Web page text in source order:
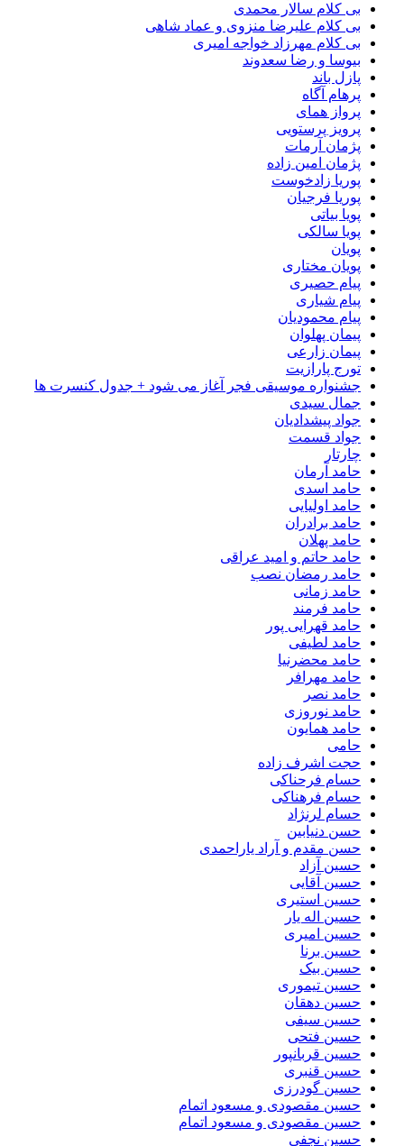
بی کلام سالار محمدی
بی کلام علیرضا منزوی و عماد شاهی
بی کلام مهرزاد خواجه امیری
بیوسا و رضا سعدوند
پازل باند
پرهام آگاه
پرواز همای
پرویز پرستویی
پژمان آرمات
پژمان امین زاده
پوریا زادخوست
پوریا فرجیان
پویا بیاتی
پویا سالکی
پویان
پویان مختاری
پیام حصیری
پیام شیاری
پیام محمودیان
پیمان پهلوان
پیمان زارعی
تورج پارازیت
جشنواره موسیقی فجر آغاز می شود + جدول کنسرت ها
جمال سیدی
جواد پیشدادیان
جواد قسمت
چارتار
حامد آرمان
حامد اسدی
حامد اولیایی
حامد برادران
حامد پهلان
حامد حاتم و امید عراقی
حامد رمضان نصب
حامد زمانی
حامد فرمند
حامد قهرایی پور
حامد لطیفی
حامد محضرنیا
حامد مهرافر
حامد نصر
حامد نوروزی
حامد همایون
حامی
حجت اشرف زاده
حسام فرحناکی
حسام فرهناکی
حسام لرنژاد
حسن دنیابین
حسن مقدم و آراد یاراحمدی
حسین آزاد
حسین آقایی
حسین استیری
حسین اله یار
حسین امیری
حسین برنا
حسین بیک
حسین تیموری
حسین دهقان
حسین سیفی
حسین فتحی
حسین قربانپور
حسین قنبری
حسین گودرزی
حسین مقصودى و مسعود اتمام
حسین مقصودی و مسعود اتمام
حسین نجفی